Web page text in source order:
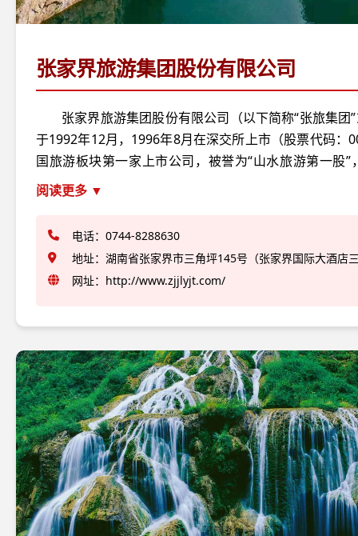
张家界旅游集团股份有限公司
张家界旅游集团股份有限公司（以下简称“张旅集团
于1992年12月，1996年8月在深交所上市（股票代码：
国旅游板块第一家上市公司，被誉为“山水旅游第一股”
业，是目前张家界市唯一一家上市企业。集团注册资本
车运输及旅行社、旅游酒店等领域，拥有全资或控股成
家，分别为：张家界易程天下环保客运有限公司、张
业发展有限公司、张旅集团观光电车分公司、张家界
公司、张家界大庸古城发展有限公司、张家界国际大
阅读更多 ▼
电话：0744-8288630
地址：湖南省张家界市三角坪145号（张家界国际大酒店
网址： http://www.zjjlyjt.com/